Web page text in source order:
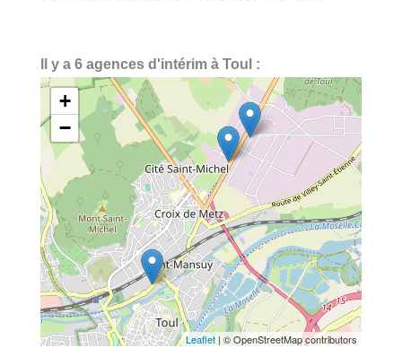
Il y a 6 agences d'intérim à Toul :
+
−
Leaflet | © OpenStreetMap contributors